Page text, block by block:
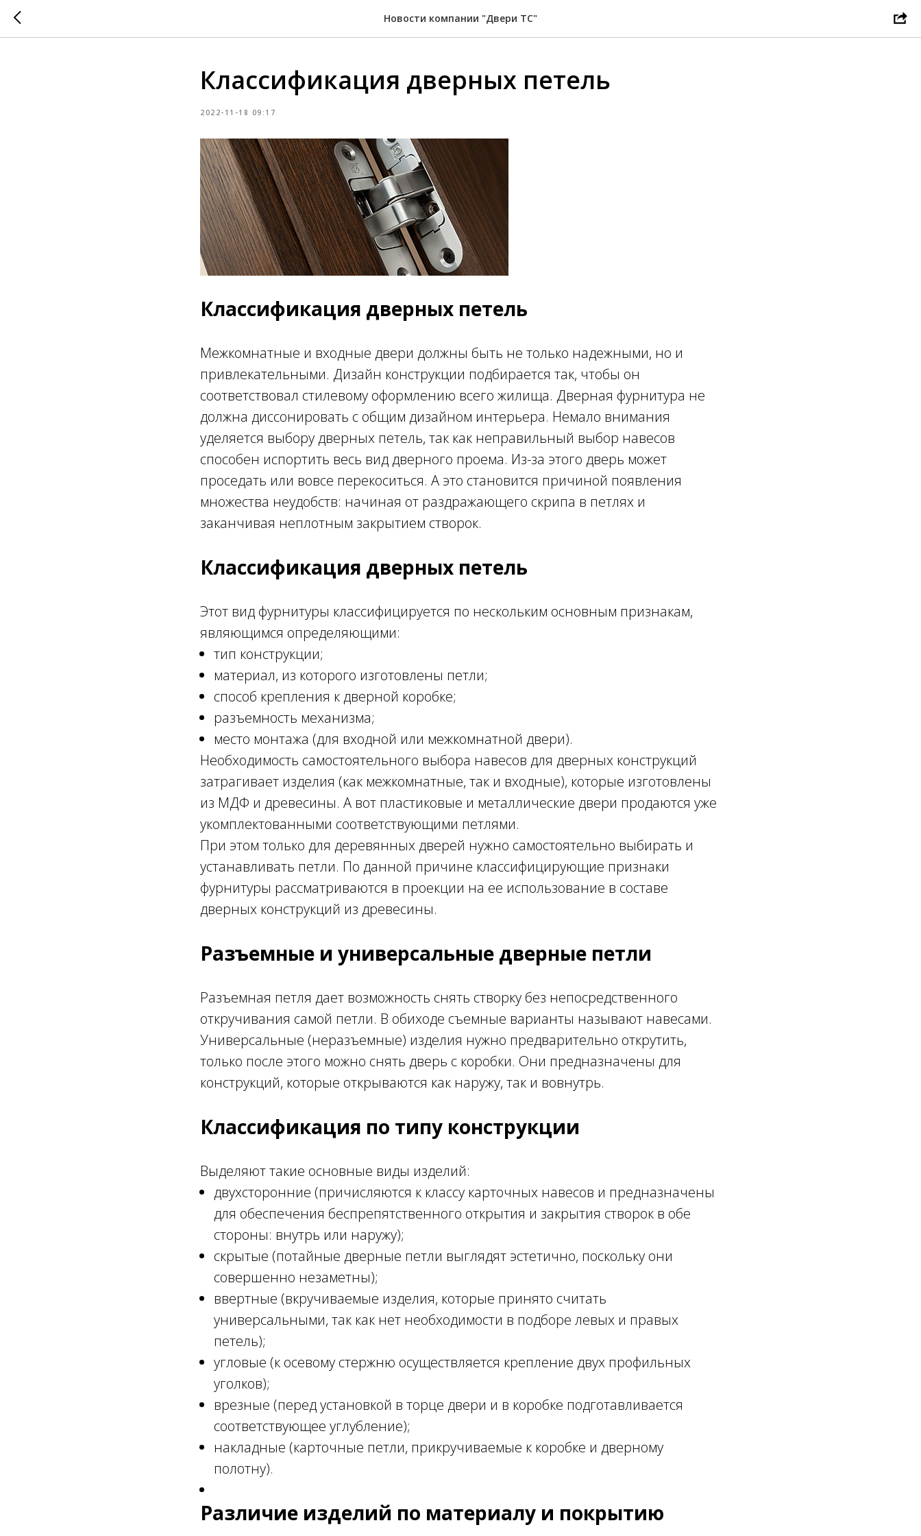
Новости компании "Двери ТС"
Классификация дверных петель
2022-11-18 09:17
Классификация дверных петель
Межкомнатные и входные двери должны быть не только надежными, но и
привлекательными. Дизайн конструкции подбирается так, чтобы он
соответствовал стилевому оформлению всего жилища. Дверная фурнитура не
должна диссонировать с общим дизайном интерьера. Немало внимания
уделяется выбору дверных петель, так как неправильный выбор навесов
способен испортить весь вид дверного проема. Из-за этого дверь может
проседать или вовсе перекоситься. А это становится причиной появления
множества неудобств: начиная от раздражающего скрипа в петлях и
заканчивая неплотным закрытием створок.
Классификация дверных петель
Этот вид фурнитуры классифицируется по нескольким основным признакам,
являющимся определяющими:
тип конструкции;
материал, из которого изготовлены петли;
способ крепления к дверной коробке;
разъемность механизма;
место монтажа (для входной или межкомнатной двери).
Необходимость самостоятельного выбора навесов для дверных конструкций
затрагивает изделия (как межкомнатные, так и входные), которые изготовлены
из МДФ и древесины. А вот пластиковые и металлические двери продаются уже
укомплектованными соответствующими петлями.
При этом только для деревянных дверей нужно самостоятельно выбирать и
устанавливать петли. По данной причине классифицирующие признаки
фурнитуры рассматриваются в проекции на ее использование в составе
дверных конструкций из древесины.
Разъемные и универсальные дверные петли
Разъемная петля дает возможность снять створку без непосредственного
откручивания самой петли. В обиходе съемные варианты называют навесами.
Универсальные (неразъемные) изделия нужно предварительно открутить,
только после этого можно снять дверь с коробки. Они предназначены для
конструкций, которые открываются как наружу, так и вовнутрь.
Классификация по типу конструкции
Выделяют такие основные виды изделий:
двухсторонние (причисляются к классу карточных навесов и предназначены
для обеспечения беспрепятственного открытия и закрытия створок в обе
стороны: внутрь или наружу);
скрытые (потайные дверные петли выглядят эстетично, поскольку они
совершенно незаметны);
ввертные (вкручиваемые изделия, которые принято считать
универсальными, так как нет необходимости в подборе левых и правых
петель);
угловые (к осевому стержню осуществляется крепление двух профильных
уголков);
врезные (перед установкой в торце двери и в коробке подготавливается
соответствующее углубление);
накладные (карточные петли, прикручиваемые к коробке и дверному
полотну).
Различие изделий по материалу и покрытию